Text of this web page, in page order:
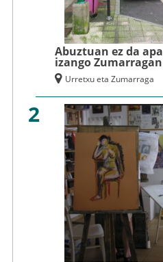
Abuztuan ez da
izango Zumarragan
Urretxu eta Zumarraga
2